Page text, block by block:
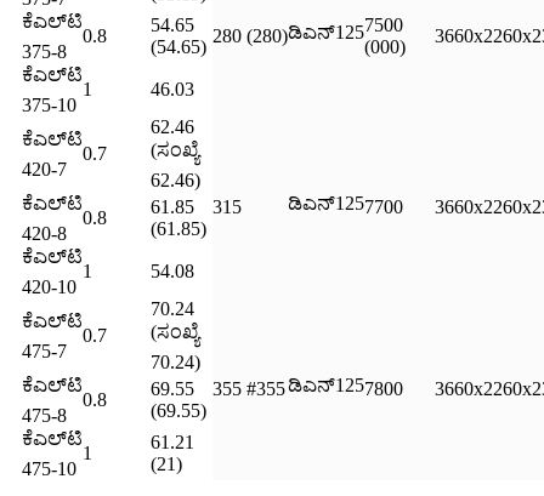
280 (280)ಡಿಎನ್1257500
(000)
ಕೆಎಲ್‌ಟಿ
375-8
0.8
54.65
(54.65)
ಕೆಎಲ್‌ಟಿ
375-10
1 46.03
ಕೆಎಲ್‌ಟಿ
420-7
0.7
62.46
(ಸಂಖ್ಯೆ
62.46)
315
ಡಿಎನ್1257700
ಕೆಎಲ್‌ಟಿ
420-8
0.8
61.85
(61.85)
ಕೆಎಲ್‌ಟಿ
420-10
1 54.08
ಕೆಎಲ್‌ಟಿ
475-7
0.7
70.24
(ಸಂಖ್ಯೆ
70.24)
355 #355ಡಿಎನ್1257800
ಕೆಎಲ್‌ಟಿ
475-8
0.8
69.55
(69.55)
ಕೆಎಲ್‌ಟಿ
475-10
1
61.21
(21)